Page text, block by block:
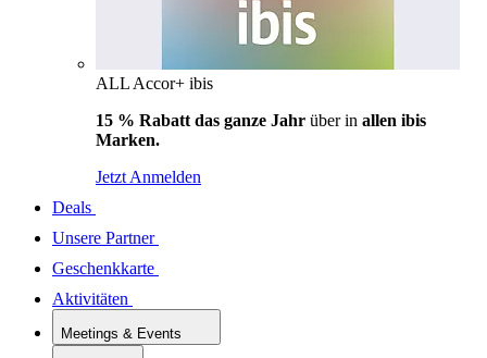
ALL Accor+ ibis
15 % Rabatt das ganze Jahr über in allen ibis
Marken.
Jetzt Anmelden
Deals
Unsere Partner
Geschenkkarte
Aktivitäten
Meetings & Events